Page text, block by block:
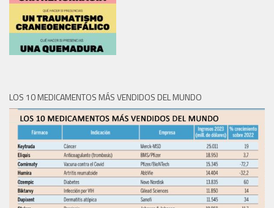
LOS 10 MEDICAMENTOS MÁS VENDIDOS DEL MUNDO